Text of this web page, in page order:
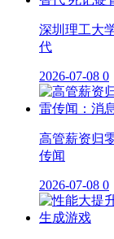
深圳理工大
代
2026-07-08 0
高管薪资归
传闻
2026-07-08 0